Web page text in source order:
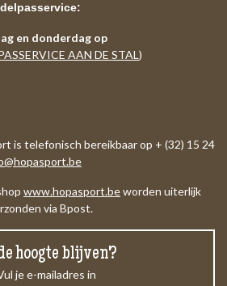
en donderdag op
AAN DE STAL)
is telefonisch bereikbaar op + (32) 15 24
www.hopasport.beworden uiterlijk
via Bpost.
hoogte blijven?
je e-mailadres in